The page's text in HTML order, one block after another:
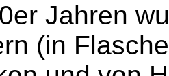
Jahren
(in